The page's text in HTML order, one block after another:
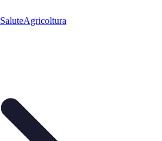
SaluteAgricoltura